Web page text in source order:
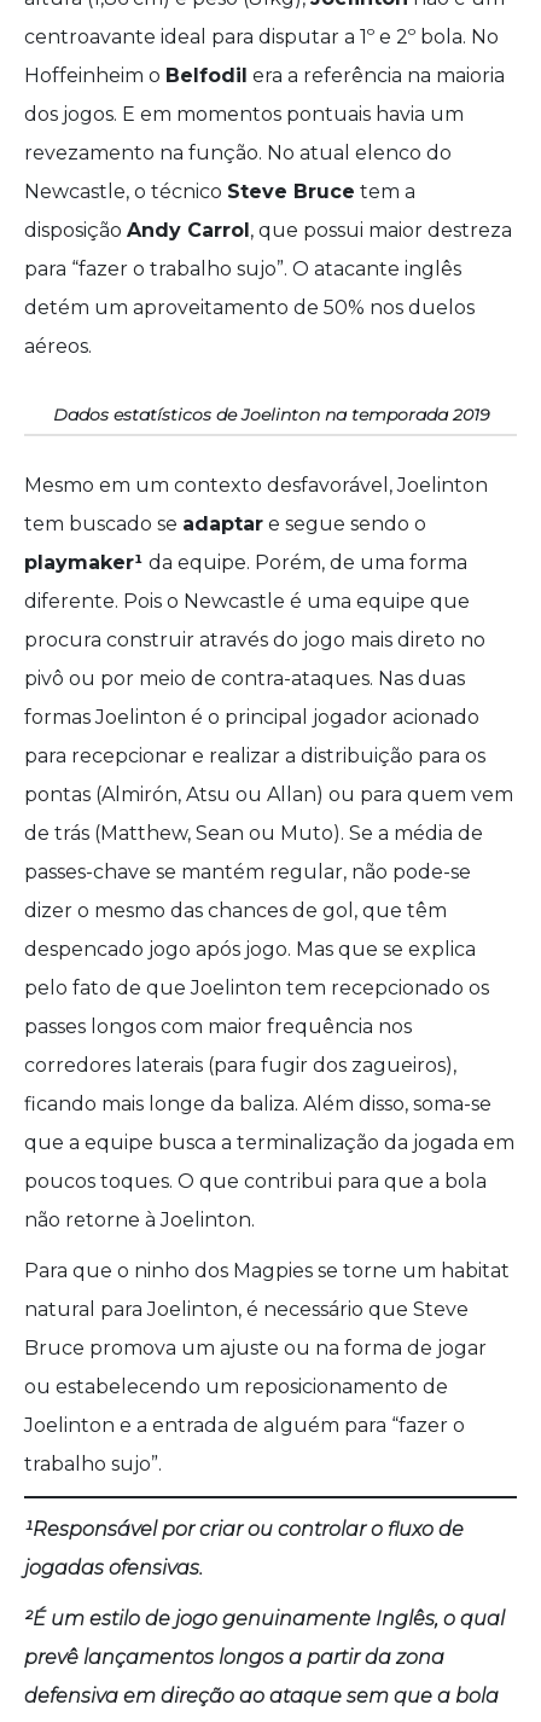
centroavante ideal para disputar a 1º e 2º bola. No
Hoffeinheim o Belfodil era a referência na maioria
dos jogos. E em momentos pontuais havia um
revezamento na função. No atual elenco do
Newcastle, o técnico Steve Bruce tem a
disposição Andy Carrol , que possui maior destreza
para “fazer o trabalho sujo”. O atacante inglês
detém um aproveitamento de 50% nos duelos
aéreos.
Dados estatísticos de Joelinton na temporada 2019
Mesmo em um contexto desfavorável, Joelinton
tem buscado se adaptar e segue sendo o
playmaker¹ da equipe. Porém, de uma forma
diferente. Pois o Newcastle é uma equipe que
procura construir através do jogo mais direto no
pivô ou por meio de contra-ataques. Nas duas
formas Joelinton é o principal jogador acionado
para recepcionar e realizar a distribuição para os
pontas (Almirón, Atsu ou Allan) ou para quem vem
de trás (Matthew, Sean ou Muto). Se a média de
passes-chave se mantém regular, não pode-se
dizer o mesmo das chances de gol, que têm
despencado jogo após jogo. Mas que se explica
pelo fato de que Joelinton tem recepcionado os
passes longos com maior frequência nos
corredores laterais (para fugir dos zagueiros),
ficando mais longe da baliza. Além disso, soma-se
que a equipe busca a terminalização da jogada em
poucos toques. O que contribui para que a bola
não retorne à Joelinton.
Para que o ninho dos Magpies se torne um habitat
natural para Joelinton, é necessário que Steve
Bruce promova um ajuste ou na forma de jogar
ou estabelecendo um reposicionamento de
Joelinton e a entrada de alguém para “fazer o
trabalho sujo”.
¹Responsável por criar ou controlar o fluxo de
jogadas ofensivas.
²É um estilo de jogo genuinamente Inglês, o qual
prevê lançamentos longos a partir da zona
defensiva em direção ao ataque sem que a bola